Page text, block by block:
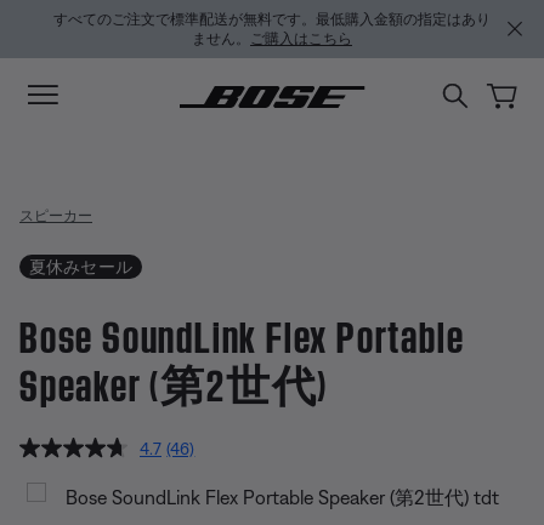
メインコンテンツに移動
サポートチャットに移動する
フッターコンテンツに移動
アクセシビリティ声明に移動する
すべてのご注文で標準配送が無料です。最低購入金額の指定はあり
ません。 ご購入はこちら
スピーカー
夏休みセール
Bose SoundLink Flex Portable
Speaker (第2世代)
4.9 / 5 のカスタマー評価
4.7 レ
ュ
(46)
Bose SoundLink Flex Portable